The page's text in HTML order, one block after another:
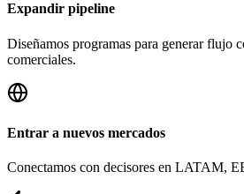
Expandir pipeline
Diseñamos programas para generar flujo
comerciales.
Entrar a nuevos mercados
Conectamos con decisores en LATAM,